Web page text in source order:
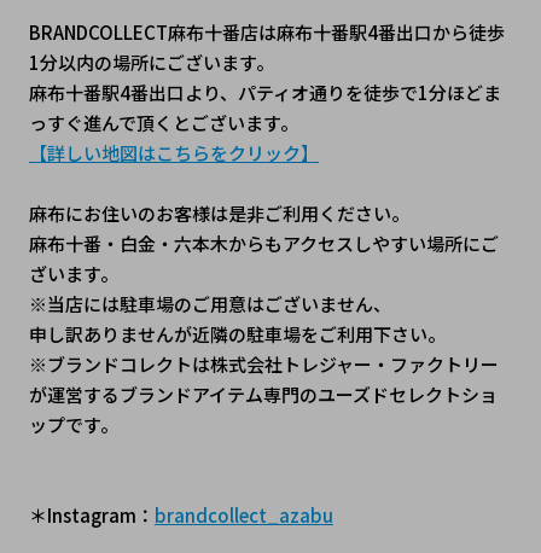
BRANDCOLLECT麻布十番店は麻布十番駅4番出口から徒歩
1分以内の場所にございます。
麻布十番駅4番出口より、パティオ通りを徒歩で1分ほどま
っすぐ進んで頂くとございます。
【詳しい地図はこちらをクリック】
麻布にお住いのお客様は是非ご利用ください。
麻布十番・白金・六本木からもアクセスしやすい場所にご
ざいます。
※当店には駐車場のご用意はございません、
申し訳ありませんが近隣の駐車場をご利用下さい。
※ブランドコレクトは株式会社トレジャー・ファクトリー
が運営するブランドアイテム専門のユーズドセレクトショ
ップです。
＊Instagram： brandcollect_azabu